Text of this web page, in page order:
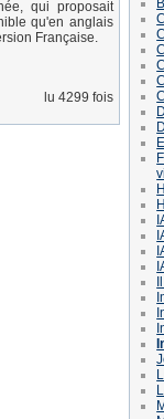
qui proposait
qu'en anglais
Française.
lu 4299 fois